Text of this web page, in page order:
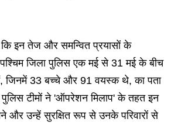
कि इन तेज और समन्वित प्रयासों के
पश्चिम जिला पुलिस एक मई से 31 मई के बीच
जिनमें 33 बच्चे और 91 वयस्क थे, का पता
टीमों ने 'ऑपरेशन मिलाप' के तहत इन
और उन्हें सुरक्षित रूप से उनके परिवारों से